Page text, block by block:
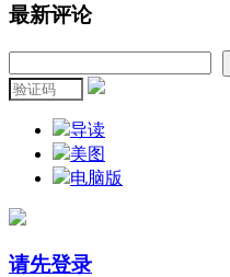
最新评论
导读
美图
电脑版
请先登录